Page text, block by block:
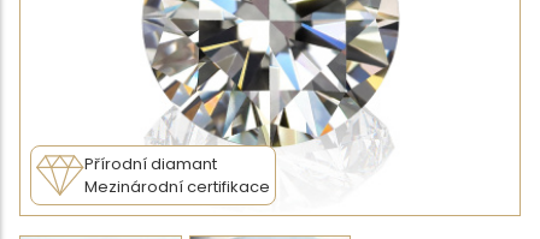
Přírodní diamant
Mezinárodní certifikace